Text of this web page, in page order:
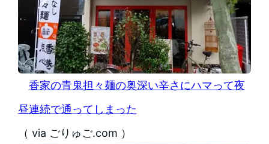
香家の青鬼担々麺の奥深い辛さにハマって夜
昼連続で通ってしまった
（ via ごりゅご.com ）